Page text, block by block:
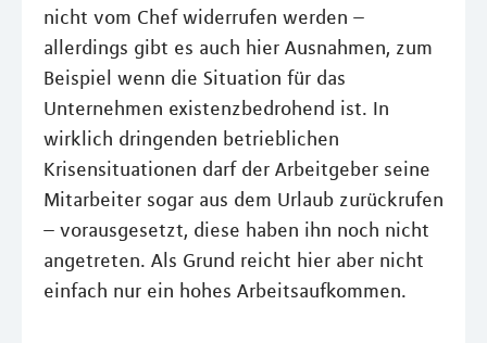
nicht vom Chef widerrufen werden –
allerdings gibt es auch hier Ausnahmen, zum
Beispiel wenn die Situation für das
Unternehmen existenzbedrohend ist. In
wirklich dringenden betrieblichen
Krisensituationen darf der Arbeitgeber seine
Mitarbeiter sogar aus dem Urlaub zurückrufen
– vorausgesetzt, diese haben ihn noch nicht
angetreten. Als Grund reicht hier aber nicht
einfach nur ein hohes Arbeitsaufkommen.